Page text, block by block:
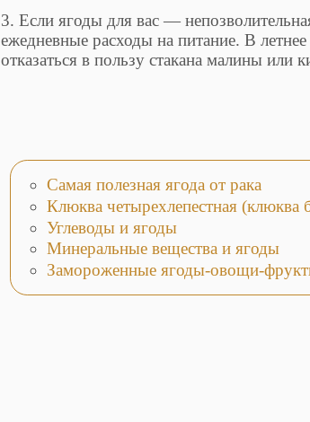
3. Если ягоды для вас —
ежедневные расходы на питание. В
отказаться в пользу стакана малины или
Самая полезная ягода от рака
Клюква четырехлепестная (клюква
Углеводы и ягоды
Минеральные вещества и ягоды
Замороженные ягоды-овощи-